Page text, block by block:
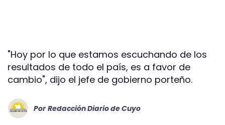
"Hoy por lo que estamos escuchando de los
resultados de todo el país, es a favor de
cambio", dijo el jefe de gobierno porteño.
Por Redacción Diario de Cuyo